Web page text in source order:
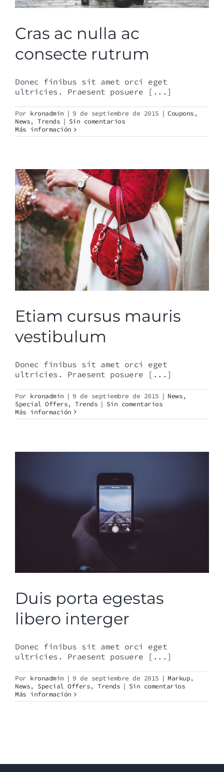
Cras ac nulla ac
consecte rutrum
Donec finibus sit amet orci eget
ultricies. Praesent posuere [...]
Por kronadmin | 9 de septiembre de 2015 | Coupons ,
News, Trends | Sin comentarios
Más información
Etiam cursus mauris
vestibulum
Donec finibus sit amet orci eget
ultricies. Praesent posuere [...]
Por kronadmin | 9 de septiembre de 2015 | News,
Special Offers, Trends | Sin comentarios
Más información
Duis porta egestas
libero interger
Donec finibus sit amet orci eget
ultricies. Praesent posuere [...]
Por kronadmin | 9 de septiembre de 2015 | Markup,
News, Special Offers, Trends | Sin comentarios
Más información